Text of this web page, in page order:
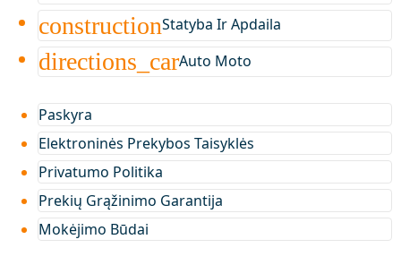
constructionStatyba Ir Apdaila
directions_carAuto Moto
Paskyra
Elektroninės Prekybos Taisyklės
Privatumo Politika
Prekių Grąžinimo Garantija
Mokėjimo Būdai